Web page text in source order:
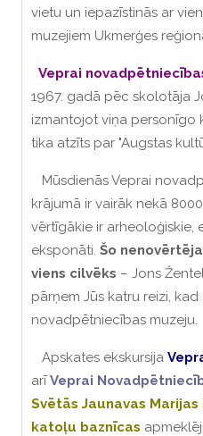
vietu un iepazīstinās ar
muzejiem Ukmerģes
Veprai
1967. gadā pēc skolotāja
izmantojot viņa personīgo
tika atzīts par "Augstas
Mūsdienās Veprai
krājumā ir vairāk nekā
vērtīgākie ir arheoloģiskie,
eksponāti. Šo
viens cilvēks – Jons
pārņem Jūs katru reizi,
novadpētniecības muzeju.
Apskates ekskursija
arīVeprai
Svētās Jaunavas Marijas
katoļu baznīcas